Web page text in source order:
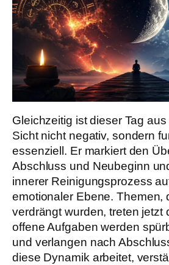
Gleichzeitig ist dieser Tag
Sicht nicht negativ, sondern
essenziell. Er markiert den
Abschluss und Neubeginn
innerer Reinigungsprozess
emotionaler Ebene. Themen,
verdrängt wurden, treten jetzt
offene Aufgaben werden
und verlangen nach
diese Dynamik arbeitet,